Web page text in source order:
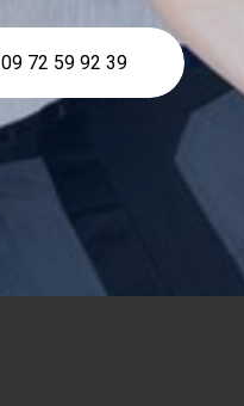
09 72 59 92 39